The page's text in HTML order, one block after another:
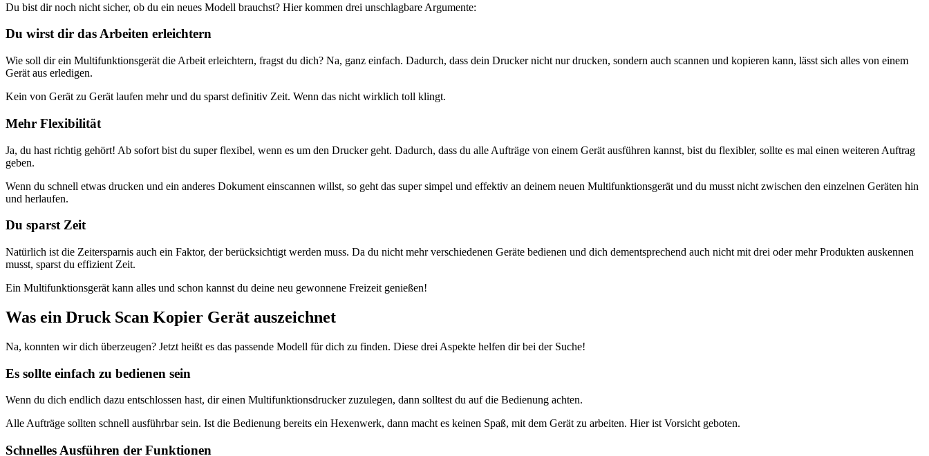
Du bist dir noch nicht sicher, ob du ein neues Modell brauchst? Hier kommen drei unschlagbare Argumente:
Du wirst dir das Arbeiten erleichtern
Wie soll dir ein Multifunktionsgerät die Arbeit erleichtern, fragst du dich? Na, ganz einfach. Dadurch, dass dein Drucker nicht nur drucken, sondern auch scannen und kopieren kann, lässt sich alles von einem
Gerät aus erledigen.
Kein von Gerät zu Gerät laufen mehr und du sparst definitiv Zeit. Wenn das nicht wirklich toll klingt.
Mehr Flexibilität
Ja, du hast richtig gehört! Ab sofort bist du super flexibel, wenn es um den Drucker geht. Dadurch, dass du alle Aufträge von einem Gerät ausführen kannst, bist du flexibler, sollte es mal einen weiteren Auftrag
geben.
Wenn du schnell etwas drucken und ein anderes Dokument einscannen willst, so geht das super simpel und effektiv an deinem neuen Multifunktionsgerät und du musst nicht zwischen den einzelnen Geräten hin
und herlaufen.
Du sparst Zeit
Natürlich ist die Zeitersparnis auch ein Faktor, der berücksichtigt werden muss. Da du nicht mehr verschiedenen Geräte bedienen und dich dementsprechend auch nicht mit drei oder mehr Produkten auskennen
musst, sparst du effizient Zeit.
Ein Multifunktionsgerät kann alles und schon kannst du deine neu gewonnene Freizeit genießen!
Was ein Druck Scan Kopier Gerät auszeichnet
Na, konnten wir dich überzeugen? Jetzt heißt es das passende Modell für dich zu finden. Diese drei Aspekte helfen dir bei der Suche!
Es sollte einfach zu bedienen sein
Wenn du dich endlich dazu entschlossen hast, dir einen Multifunktionsdrucker zuzulegen, dann solltest du auf die Bedienung achten.
Alle Aufträge sollten schnell ausführbar sein. Ist die Bedienung bereits ein Hexenwerk, dann macht es keinen Spaß, mit dem Gerät zu arbeiten. Hier ist Vorsicht geboten.
Schnelles Ausführen der Funktionen